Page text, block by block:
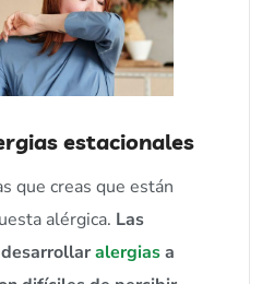
estacionales
que creas que están
alérgica. Las
desarrollaralergiasa